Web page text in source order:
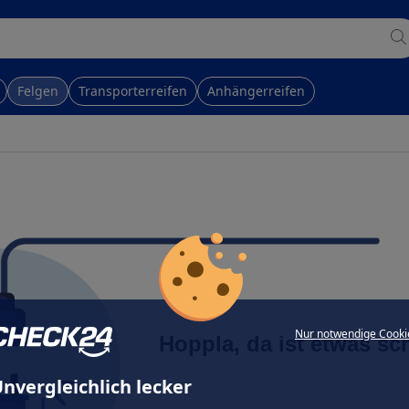
Nur notwendige
lecker
Felgen Transporterreifen Anhängerreifen
Hoppla, da ist etwas